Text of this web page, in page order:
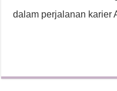
dalam perjalanan karier